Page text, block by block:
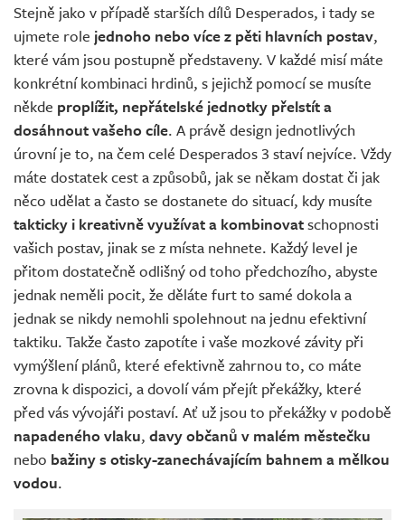
Stejně jako v případě starších dílů Desperados, i tady se
ujmete role jednoho nebo více z pěti hlavních postav,
které vám jsou postupně představeny. V každé misí máte
konkrétní kombinaci hrdinů, s jejichž pomocí se musíte
někde proplížit, nepřátelské jednotky přelstít a
dosáhnout vašeho cíle. A právě design jednotlivých
úrovní je to, na čem celé Desperados 3 staví nejvíce. Vždy
máte dostatek cest a způsobů, jak se někam dostat či jak
něco udělat a často se dostanete do situací, kdy musíte
takticky i kreativněvyužívat a kombinovatschopnosti
vašich postav, jinak se z místa nehnete. Každý level je
přitom dostatečně odlišný od toho předchozího, abyste
jednak neměli pocit, že děláte furt to samé dokola a
jednak se nikdy nemohli spolehnout na jednu efektivní
taktiku. Takže často zapotíte i vaše mozkové závity při
vymýšlení plánů, které efektivně zahrnou to, co máte
zrovna k dispozici, a dovolí vám přejít překážky, které
před vás vývojáři postaví. Ať už jsou to překážky v podobě
napadeného vlaku, davy občanů v malém městečku
nebo bažiny s otisky-zanechávajícím bahnem a mělkou
vodou.